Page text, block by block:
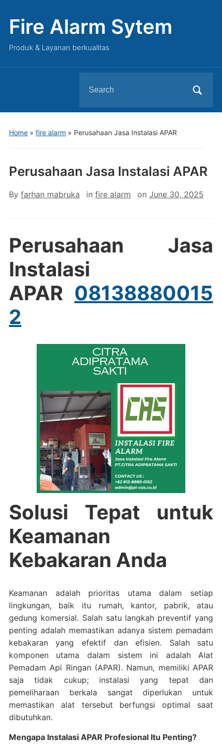
Fire Alarm Sytem
Produk & Layanan berkualitas
for:
Home» fire alarm » Perusahaan Jasa Instalasi APAR
Perusahaan Jasa Instalasi APAR
By farhan mabruka in fire alarm on June 30, 2025
Perusahaan Jasa
Instalasi
APAR 08138880015
2
Solusi Tepat untuk
Keamanan
Kebakaran Anda
Keamanan adalah prioritas utama dalam setiap
lingkungan, baik itu rumah, kantor, pabrik, atau
gedung komersial. Salah satu langkah preventif yang
penting adalah memastikan adanya sistem pemadam
kebakaran yang efektif dan efisien.
Salah satu
komponen utama dalam sistem ini adalah Alat
Pemadam Api Ringan (APAR). Namun, memiliki APAR
saja tidak cukup; instalasi yang tepat dan
pemeliharaan berkala sangat diperlukan untuk
memastikan alat tersebut berfungsi optimal saat
dibutuhkan.
Mengapa Instalasi APAR Profesional Itu Penting?